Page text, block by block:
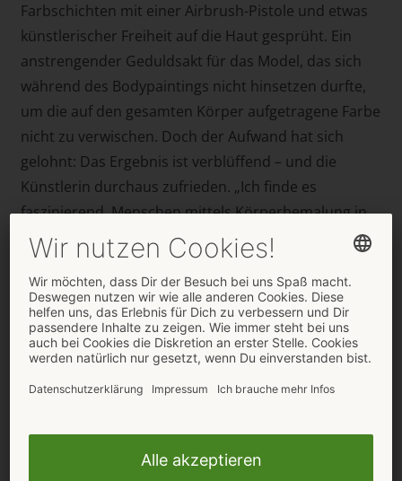
Farbschichten mit einer Airbrush-Pistole und etwas
künstlerischer Freiheit auf die Haut gesprüht. Ein
anstrengender Geduldsakt für das Model, das sich
während des Bodypaintings nicht hinsetzen durfte,
um die auf den gesamten Körper aufgetragene Farbe
nicht zu verwischen. Doch der Aufwand hat sich
gelohnt: Das Ergebnis ist verblüffend – und die
Künstlerin durchaus zufrieden. „Ich finde es
faszinierend, Menschen mittels Körperbemalung in
Fantasiewesen zu verwandeln oder die Illusion von
Bekleidung zu schaffen“, so Sarah Dettke. „Zugleich
fasziniert mich das Vergängliche an dieser Art von
Kunst: Sie lässt sich nicht festhalten, ist nur für den
Moment gedacht.“
festzuhalten, arbeitet Sarah Dettke seit 2010 mit dem
„Dadurch wird ein Bodypaint-Bild zu einem